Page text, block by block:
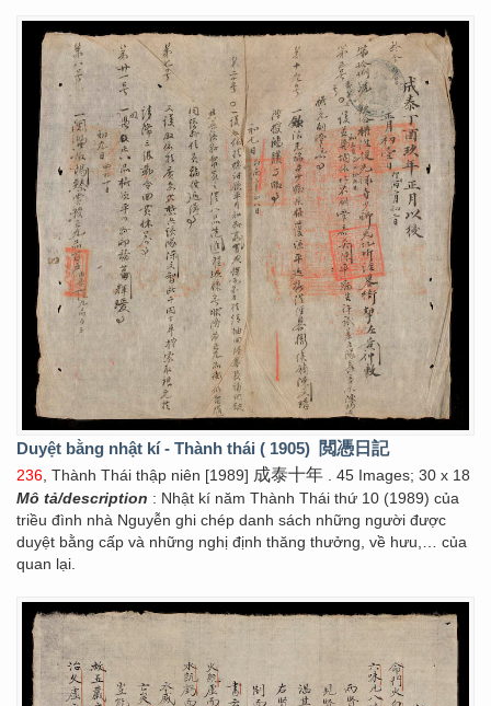
Duyệt bằng nhật kí - Thành thái ( 1905) 閲憑日記
236 , Thành Thái thập niên [1989] 成泰十年 . 45 Images; 30 x 18
Mô tả/description : Nhật kí năm Thành Thái thứ 10 (1989) của
triều đình nhà Nguyễn ghi chép danh sách những người được
duyệt bằng cấp và những nghị định thăng thưởng, về hưu,… của
quan lại.